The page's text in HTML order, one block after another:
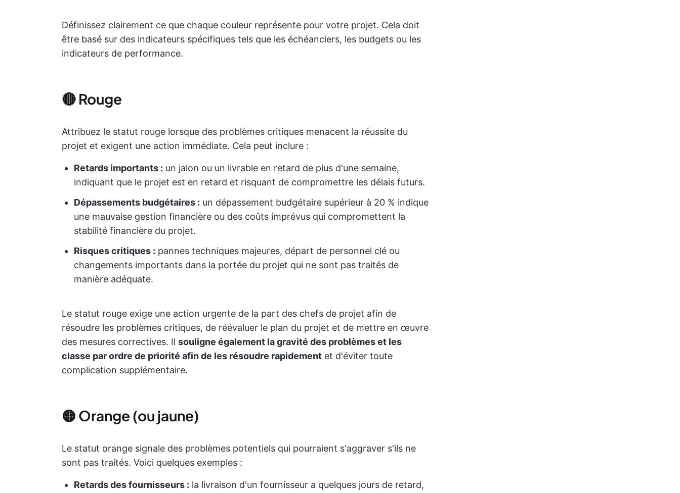
Définissez clairement ce que chaque couleur représente pour votre projet. Cela doit
être basé sur des indicateurs spécifiques tels que les échéanciers, les budgets ou les
indicateurs de performance.
🔴 Rouge
Attribuez le statut rouge lorsque des problèmes critiques menacent la réussite du
projet et exigent une action immédiate. Cela peut inclure :
Retards importants : un jalon ou un livrable en retard de plus d'une semaine,
indiquant que le projet est en retard et risquant de compromettre les délais futurs.
Dépassements budgétaires : un dépassement budgétaire supérieur à 20 % indique
une mauvaise gestion financière ou des coûts imprévus qui compromettent la
stabilité financière du projet.
Risques critiques : pannes techniques majeures, départ de personnel clé ou
changements importants dans la portée du projet qui ne sont pas traités de
manière adéquate.
Le statut rouge exige une action urgente de la part des chefs de projet afin de
résoudre les problèmes critiques, de réévaluer le plan du projet et de mettre en œuvre
des mesures correctives. Il souligne également la gravité des problèmes et les
classe par ordre de priorité afin de les résoudre rapidement et d'éviter toute
complication supplémentaire.
🟡 Orange (ou jaune)
Le statut orange signale des problèmes potentiels qui pourraient s'aggraver s'ils ne
sont pas traités. Voici quelques exemples :
Retards des fournisseurs : la livraison d'un fournisseur a quelques jours de retard,